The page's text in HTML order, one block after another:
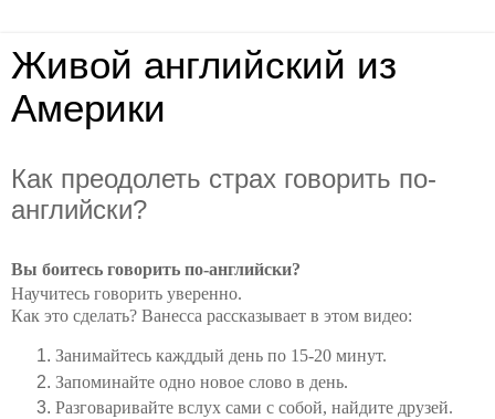
Живой английский из
Америки
Как преодолеть страх говорить по-
английски?
Вы боитесь говорить по-английски?
Научитесь говорить уверенно.
Как это сделать? Ванесса рассказывает в этом видео:
Занимайтесь кажддый день по 15-20 минут.
Запоминайте одно новое слово в день.
Разговаривайте вслух сами с собой, найдите друзей.